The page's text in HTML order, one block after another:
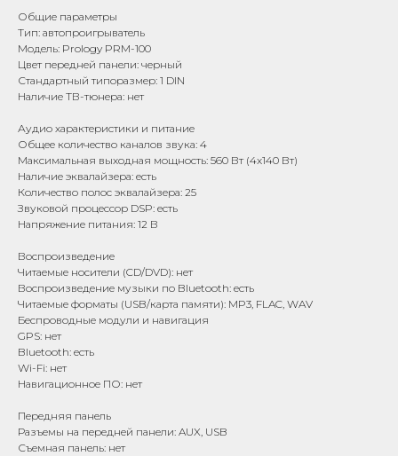
Общие параметры
Тип: автопроигрыватель
Модель: Prology PRM-100
Цвет передней панели: черный
Стандартный типоразмер: 1 DIN
Наличие ТВ-тюнера: нет
Аудио характеристики и питание
Общее количество каналов звука: 4
Максимальная выходная мощность: 560 Вт (4x140 Вт)
Наличие эквалайзера: есть
Количество полос эквалайзера: 25
Звуковой процессор DSP: есть
Напряжение питания: 12 В
Воспроизведение
Читаемые носители (CD/DVD): нет
Воспроизведение музыки по Bluetooth: есть
Читаемые форматы (USB/карта памяти): MP3, FLAC, WAV
Беспроводные модули и навигация
GPS: нет
Bluetooth: есть
Wi-Fi: нет
Навигационное ПО: нет
Передняя панель
Разъемы на передней панели: AUX, USB
Съемная панель: нет